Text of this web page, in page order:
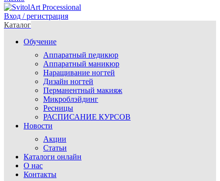
Вход / регистрация
Каталог
Обучение
Аппаратный педикюр
Аппаратный маникюр
Наращивание ногтей
Дизайн ногтей
Перманентный макияж
Микроблэйдинг
Ресницы
РАСПИСАНИЕ КУРСОВ
Новости
Акции
Статьи
Каталоги онлайн
О нас
Контакты